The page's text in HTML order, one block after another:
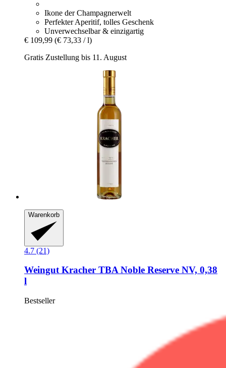
Ikone der Champagnerwelt
Perfekter Aperitif, tolles Geschenk
Unverwechselbar & einzigartig
€ 109,99 (€ 73,33 / l)
Gratis Zustellung bis 11. August
Warenkorb
4.7 (21)
Weingut Kracher TBA Noble Reserve NV, 0,38
l
Bestseller